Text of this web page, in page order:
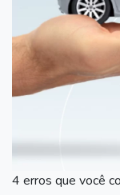
4 erros que você